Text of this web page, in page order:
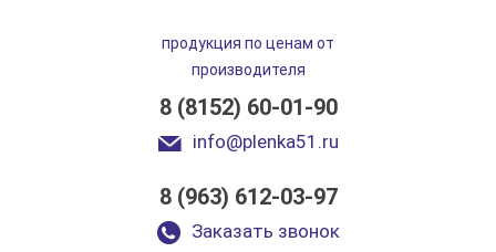
продукция по ценам от
производителя
8 (8152) 60-01-90
info@plenka51.ru
8 (963) 612-03-97
Заказать звонок
Упаковочные пакеты
в Мурманске